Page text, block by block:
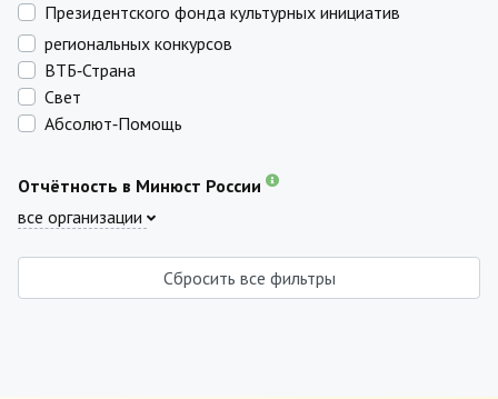
Президентского фонда культурных инициатив
региональных конкурсов
ВТБ‑Страна
Свет
Абсолют‑Помощь
Отчётность в Минюст России
все организации
Сбросить все фильтры